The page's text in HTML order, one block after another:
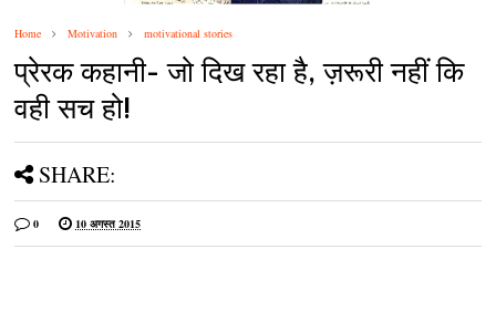
Home Motivation motivational stories
प्रेरक कहानी- जो दिख रहा है, ज़रूरी नहीं कि
वही सच हो!
SHARE:
0 10 अगस्त 2015